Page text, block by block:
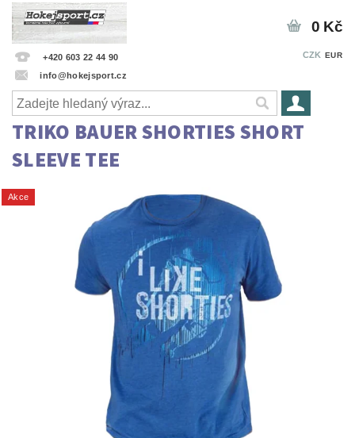
+420 603 22 44 90
info@hokejsport.cz
CZK EUR
0 Kč
TRIKO BAUER SHORTIES SHORT
SLEEVE TEE
Akce